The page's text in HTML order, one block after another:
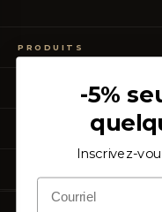
PRODUITS
Linge de Table
Vêtements de Maison
Échantillons Gratuits
GUIDES DES TISSUS
Guide des mesures GUIDE
Percale ou Satin ? GUIDE
Que signifie le TC ?
Nos avis
Qui sommes-nous
Notre artisanat
Certification OEKO-TEX
Contactez-nous
-5%
Inscrivez-